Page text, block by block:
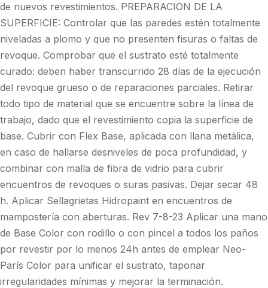
de nuevos revestimientos. PREPARACION DE LA
SUPERFICIE: Controlar que las paredes estén totalmente
niveladas a plomo y que no presenten fisuras o faltas de
revoque. Comprobar que el sustrato esté totalmente
curado: deben haber transcurrido 28 días de la ejecución
del revoque grueso o de reparaciones parciales. Retirar
todo tipo de material que se encuentre sobre la línea de
trabajo, dado que el revestimiento copia la superficie de
base. Cubrir con Flex Base, aplicada con llana metálica,
en caso de hallarse desniveles de poca profundidad, y
combinar con malla de fibra de vidrio para cubrir
encuentros de revoques o suras pasivas. Dejar secar 48
h. Aplicar Sellagrietas Hidropaint en encuentros de
mampostería con aberturas. Rev 7-8-23 Aplicar una mano
de Base Color con rodillo o con pincel a todos los paños
por revestir por lo menos 24h antes de emplear Neo-
París Color para unificar el sustrato, taponar
irregularidades mínimas y mejorar la terminación.